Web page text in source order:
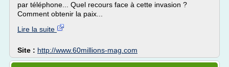
par téléphone... Quel recours face à cette invasion ?
Comment obtenir la paix...
Lire la suite
Site : http://www.60millions-mag.com